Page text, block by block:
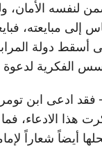
لنفسه الأمان،
إلى مبايعته،
أسقط دولة
الفكرية
– فقد ادعى ابن
هذا الادعاء،
أيضاً شعاراً